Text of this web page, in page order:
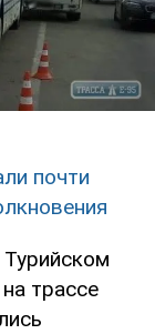
почти
на трассе